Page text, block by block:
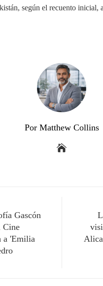
según el recuento inicial,
Por Matthew Collins
Gascón
Cine
a 'Emilia